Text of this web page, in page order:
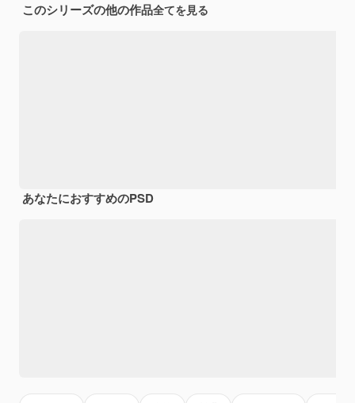
このシリーズの他の作品全てを見る
あなたにおすすめのPSD